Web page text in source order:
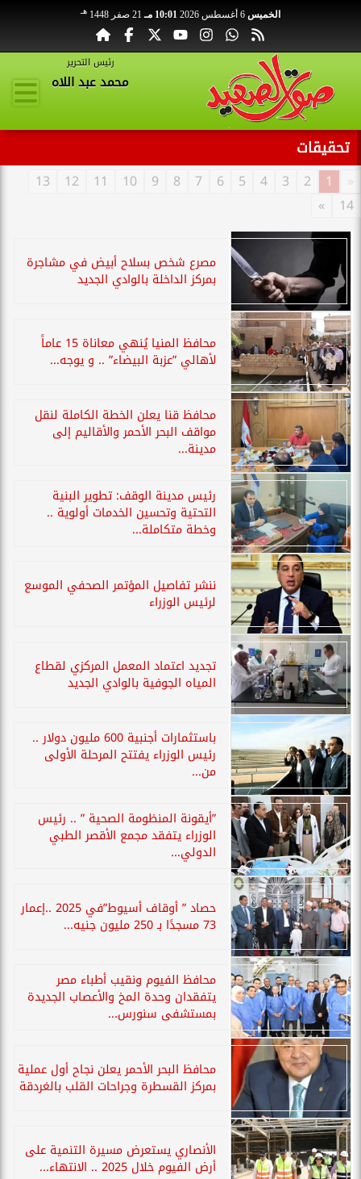
الخميس 10:01 مـ 21 صفر 1448 هـ
رئيس التحرير
محمد عبد اللاه
تحقيقات
«
1
2
3
4
5
6
7
8
9
10
11
12
13
14
»
مصرع شخص بسلاح أبيض في مشاجرة
بمركز الداخلة بالوادي الجديد
محافظ المنيا يُنهي معاناة 15 عاماً
لأهالي ”عزبة البيضاء” .. و يوجه...
محافظ قنا يعلن الخطة الكاملة لنقل
مواقف البحر الأحمر والأقاليم إلى
مدينة...
رئيس مدينة الوقف: تطوير البنية
التحتية وتحسين الخدمات أولوية ..
وخطة متكاملة...
ننشر تفاصيل المؤتمر الصحفي الموسع
لرئيس الوزراء
تجديد اعتماد المعمل المركزي لقطاع
المياه الجوفية بالوادي الجديد
باستثمارات أجنبية 600 مليون دولار ..
رئيس الوزراء يفتتح المرحلة الأولى
من...
”أيقونة المنظومة الصحية ” .. رئيس
الوزراء يتفقد مجمع الأقصر الطبي
الدولي...
حصاد ” أوقاف أسيوط”في 2025 ..إعمار
73 مسجدًا بـ 250 مليون جنيه...
محافظ الفيوم ونقيب أطباء مصر
يتفقدان وحدة المخ والأعصاب الجديدة
بمستشفى سنورس...
محافظ البحر الأحمر يعلن نجاح أول عملية
بمركز القسطرة وجراحات القلب بالغردقة
الأنصاري يستعرض مسيرة التنمية على
أرض الفيوم خلال 2025 .. الانتهاء...